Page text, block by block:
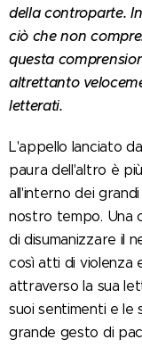
della controparte.
ciò che non
questa
altrettanto
letterati.
L'appello lanciato
paura dell'altro è
all'interno dei
nostro tempo. Una
di disumanizzare il
così atti di violenza
attraverso la sua
suoi sentimenti e le
grande gesto di